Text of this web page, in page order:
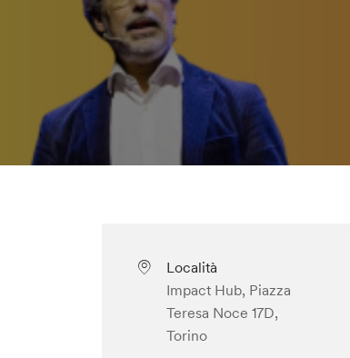
Località
Impact Hub, Piazza
Teresa Noce 17D,
Torino